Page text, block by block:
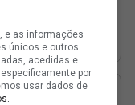
e as informações
únicos e outros
acedidas e
por
usar dados de